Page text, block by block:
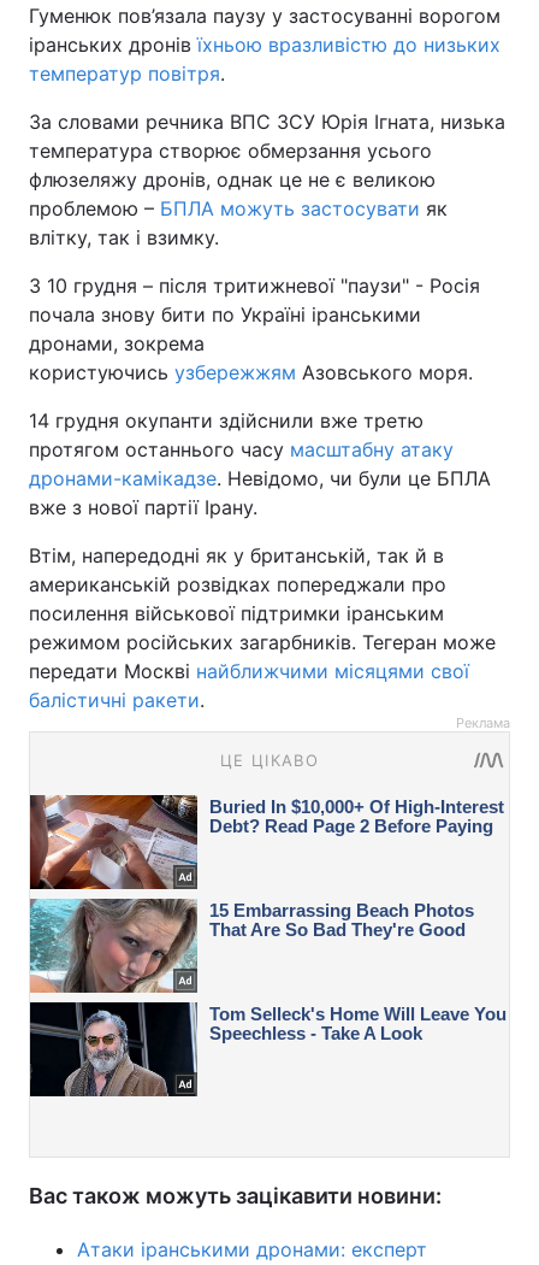
Гуменюк пов’язала паузу у застосуванні ворогом
іранських дронівїхньою вразливістю до низьких
температур повітря.
За словами речника ВПС ЗСУ Юрія Ігната, низька
температура створює обмерзання усього
флюзеляжу дронів, однак це не є великою
проблемою – БПЛА можуть застосувати як
влітку, так і взимку.
З 10 грудня – після тритижневої "паузи" - Росія
почала знову бити по Україні іранськими
дронами, зокрема
користуючись узбережжям Азовського моря.
14 грудня окупанти здійснили вже третю
протягом останнього часу масштабну атаку
дронами-камікадзе. Невідомо, чи були це БПЛА
вже з нової партії Ірану.
Втім, напередодні як у британській, так й в
американській розвідках попереджали про
посилення військової підтримки іранським
режимом російських загарбників. Тегеран може
передати Москві найближчими місяцями свої
балістичні ракети.
Реклама
Вас також можуть зацікавити новини:
Атаки іранськими дронами: експерт